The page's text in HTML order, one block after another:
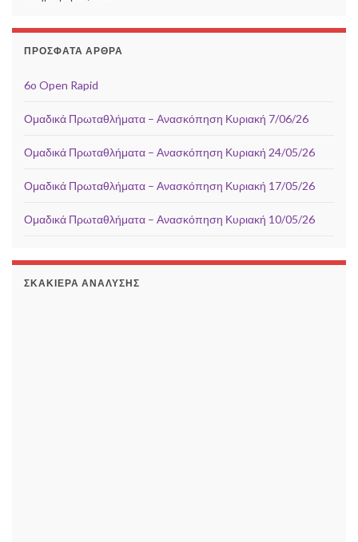
ΠΡΌΣΦΑΤΑ ΆΡΘΡΑ
6o Open Rapid
Ομαδικά Πρωταθλήματα – Ανασκόπηση Κυριακή 7/06/26
Ομαδικά Πρωταθλήματα – Ανασκόπηση Κυριακή 24/05/26
Ομαδικά Πρωταθλήματα – Ανασκόπηση Κυριακή 17/05/26
Ομαδικά Πρωταθλήματα – Ανασκόπηση Κυριακή 10/05/26
ΣΚΑΚΙΈΡΑ ΑΝΆΛΥΣΗΣ